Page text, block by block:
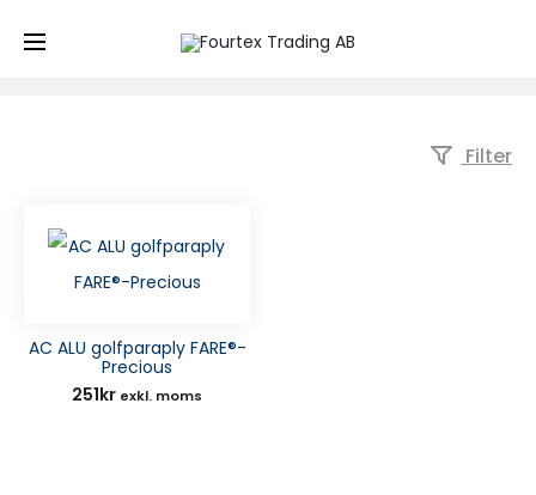
white/copper Hem Produkt Färg
Filter
AC ALU golfparaply FARE®-
Precious
251kr exkl. moms